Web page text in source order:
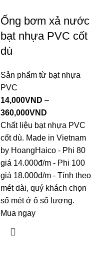
Ống bơm xả nước
bạt nhựa PVC cốt
dù
Sản phẩm từ bạt nhựa
PVC
14,000VND –
360,000VND
Chất liệu bạt nhựa PVC
cốt dù. Made in Vietnam
by HoangHaico - Phi 80
giá 14.000đ/m - Phi 100
giá 18.000đ/m - Tính theo
mét dài, quý khách chọn
số mét ở ô số lượng.
Mua ngay